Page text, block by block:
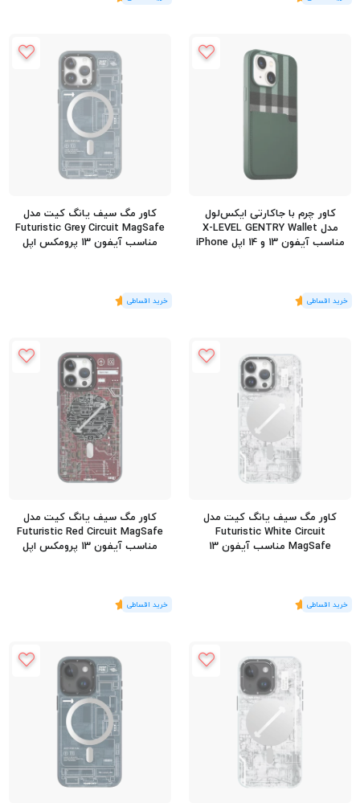
کاور چرم با جاکارتی ایکس‌لول
مدل X-LEVEL GENTRY Wallet
مناسب آیفون 13 و 14 اپل iPhone
(1رای)
5
کاور مگ سیف یانگ کیت مدل
Futuristic Grey Circuit MagSafe
مناسب آیفون 13 پرومکس اپل
(1رای)
5
کاور مگ سیف یانگ کیت مدل
Futuristic White Circuit
MagSafe مناسب آیفون 13
(1رای)
5
کاور مگ سیف یانگ کیت مدل
Futuristic Red Circuit MagSafe
مناسب آیفون 13 پرومکس اپل
(1رای)
5